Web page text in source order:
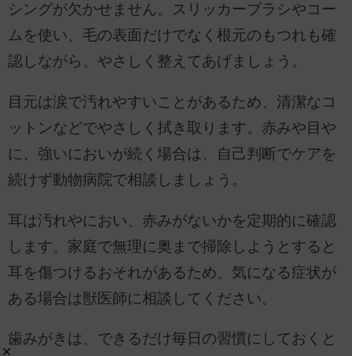
シングが欠かせません。スリッカーブラシやコー
ムを使い、毛の表面だけでなく根元のもつれも確
認しながら、やさしく整えてあげましょう。
目元は涙で汚れやすいことがあるため、清潔なコ
ットンなどでやさしく拭き取ります。赤みや目や
に、強いにおいが続く場合は、自己判断でケアを
続けず動物病院で相談しましょう。
耳は汚れやにおい、赤みがないかを定期的に確認
します。家庭で無理に奥まで掃除しようとすると
耳を傷つけるおそれがあるため、気になる症状が
ある場合は獣医師に相談してください。
歯みがきは、できるだけ毎日の習慣にしておくと